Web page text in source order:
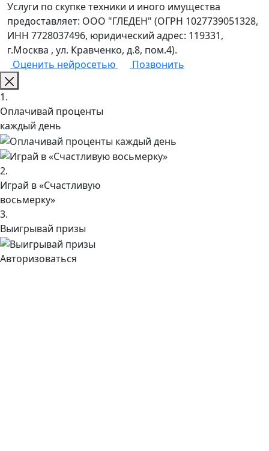
Услуги по скупке техники и иного имущества
предоставляет: ООО "ГЛЕДЕН" (ОГРН 1027739051328,
ИНН 7728037496, юридический адрес: 119331,
г.Москва , ул. Кравченко, д.8, пом.4).
Оценить нейросетью
Позвонить
1.
Оплачивай проценты
каждый день
2.
Играй в «Счастливую
восьмерку»
3.
Выигрывай призы
Авторизоваться